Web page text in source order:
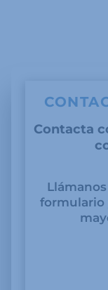
Contacta
formulario